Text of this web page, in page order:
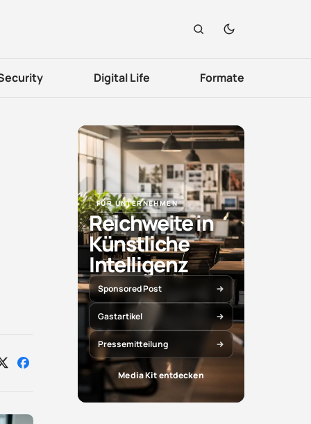
Digital Life Formate
Auf Auf
FÜR UNTERNEHMEN
Reichweite in
Künstliche
Intelligenz
Sponsored Post
Gastartikel
Pressemitteilung
Media Kit entdecken